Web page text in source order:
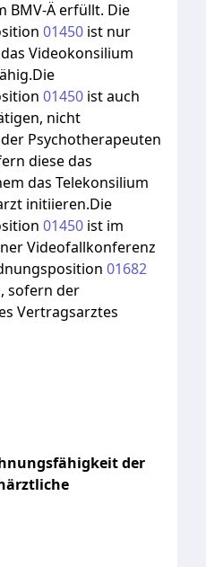
BMV-Äerfüllt. Die
01450 ist nur
das Videokonsilium
01450 istauch
nicht
Psychotherapeuten
diesedas
das Telekonsilium
initiieren.Die
01450 ist im
Videofallkonferenz
01682
sofern der
Vertragsarztes
der